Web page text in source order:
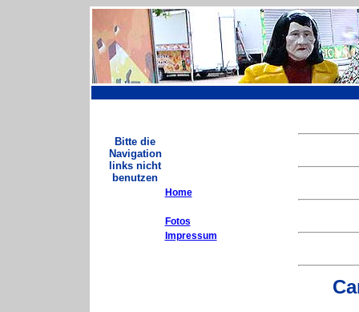
Bitte die
Navigation
links nicht
benutzen
Home
Fotos
Impressum